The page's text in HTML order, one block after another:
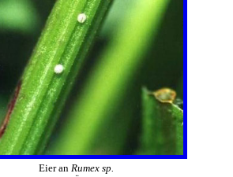
Eier an Rumex sp.